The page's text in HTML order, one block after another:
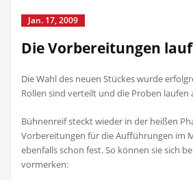
Jan. 17, 2009
Die Vorbereitungen
Die Wahl des neuen Stückes wurde
Rollen sind verteilt und die Proben
Bühnenreif steckt wieder in der heißen
Vorbereitungen für die Aufführungen im
ebenfalls schon fest. So können sie sich
vormerken: